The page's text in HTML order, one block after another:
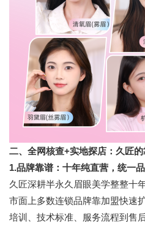
二、全网核查+实地探店：久匠
1.品牌靠谱：十年纯直营，统一
久匠深耕半永久眉眼美学整整十
市面上多数连锁品牌靠加盟快速
培训、技术标准、服务流程到售